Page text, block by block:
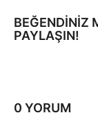
a
BEĞENDINIZ
PAYLAŞIN!
0 YORUM